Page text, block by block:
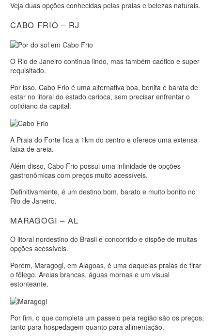
Veja duas opções conhecidas pelas praias e belezas naturais.
CABO FRIO – RJ
O Rio de Janeiro continua lindo, mas também caótico e super
requisitado.
Por isso, Cabo Frio é uma alternativa boa, bonita e barata de
estar no litoral do estado carioca, sem precisar enfrentar o
cotidiano da capital.
A Praia do Forte fica a 1km do centro e oferece uma extensa
faixa de areia.
Além disso, Cabo Frio possui uma infinidade de opções
gastronômicas com preços muito acessíveis.
Definitivamente, é um destino bom, barato e muito bonito no
Rio de Janeiro.
MARAGOGI – AL
O litoral nordestino do Brasil é concorrido e dispõe de muitas
opções acessíveis.
Porém, Maragogi, em Alagoas, é uma daquelas praias de tirar
o fôlego. Areias brancas, águas mornas e um visual
estonteante.
Por fim, o que completa um passeio pela região são os preços,
tanto para hospedagem quanto para alimentação.